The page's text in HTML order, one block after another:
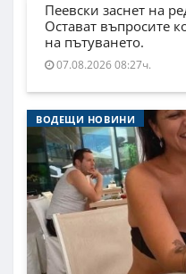
Пеевски заснет на
Остават въпросите
на пътуването.
07.08.2026 08:27ч.
ВОДЕЩИ НОВИНИ